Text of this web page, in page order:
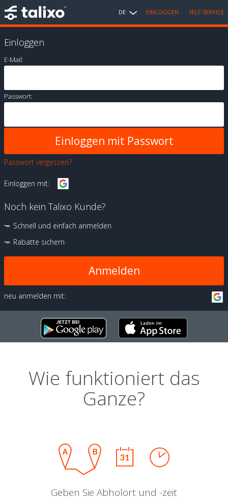
DE EINLOGGEN SELF SERVICE
Einloggen
E-Mail:
Passwort:
Passwort vergessen?
Einloggen mit:
Noch kein Talixo Kunde?
Schnell und einfach anmelden
Rabatte sichern
Anmelden
neu anmelden mit:
Wie funktioniert das
Ganze?
Geben Sie Abholort und -zeit